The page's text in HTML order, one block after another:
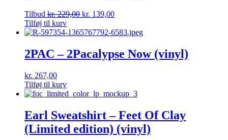
Tilbud kr.229,00 kr. 139,00
Tilføj til kurv
2PAC – 2Pacalypse Now (vinyl)
kr. 267,00
Tilføj til kurv
Earl Sweatshirt – Feet Of Clay
(Limited edition) (vinyl)